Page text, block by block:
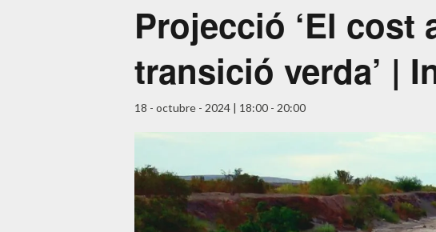
Projecció ‘El cost
transició verda’ |
18 - octubre - 2024 | 18:00 - 20:00